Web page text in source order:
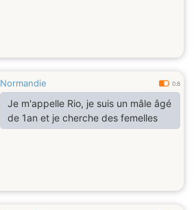
Normandie 0.6
Je m'appelle Rio, je suis un mâle âgé
de 1an et je cherche des femelles